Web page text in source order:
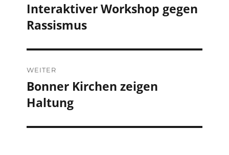
Vorheriger
Beitrag:
Interaktiver Workshop gegen
Rassismus
WEITER
Nächster
Beitrag:
Bonner Kirchen zeigen
Haltung